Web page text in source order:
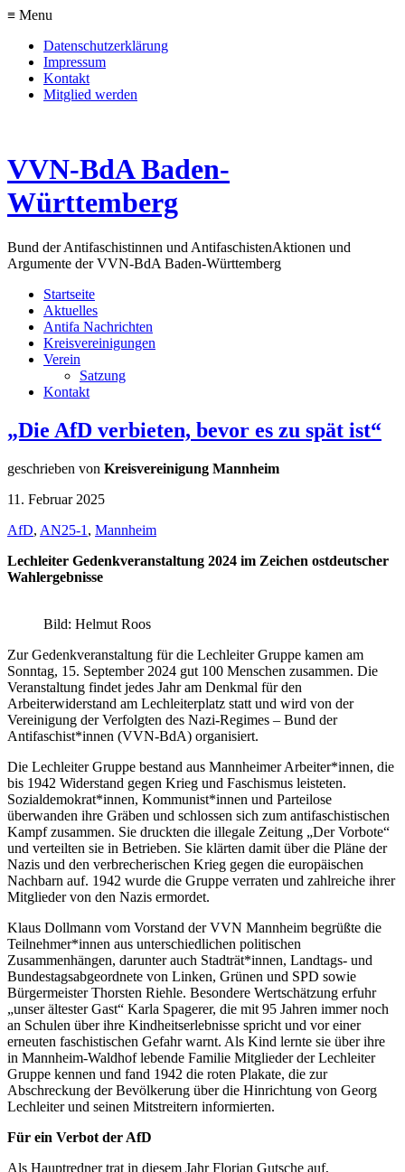
≡ Menu
Datenschutzerklärung
Impressum
Kontakt
Mitglied werden
VVN-BdA Baden-
Württemberg
Bund der Antifaschistinnen und AntifaschistenAktionen und
Argumente der VVN-BdA Baden-Württemberg
Startseite
Aktuelles
Antifa Nachrichten
Kreisvereinigungen
Verein
Satzung
Kontakt
„Die AfD verbieten, bevor es zu spät ist“
geschrieben von Kreisvereinigung Mannheim
11. Februar 2025
AfD, AN25-1 , Mannheim
Lechleiter Gedenkveranstaltung 2024 im Zeichen ostdeutscher
Wahlergebnisse
Bild: Helmut Roos
Zur Gedenkveranstaltung für die Lechleiter Gruppe kamen am
Sonntag, 15. September 2024 gut 100 Menschen zusammen. Die
Veranstaltung findet jedes Jahr am Denkmal für den
Arbeiterwiderstand am Lechleiterplatz statt und wird von der
Vereinigung der Verfolgten des Nazi-Regimes – Bund der
Antifaschist*innen (VVN-BdA) organisiert.
Die Lechleiter Gruppe bestand aus Mannheimer Arbeiter*innen, die
bis 1942 Widerstand gegen Krieg und Faschismus leisteten.
Sozialdemokrat*innen, Kommunist*innen und Parteilose
überwanden ihre Gräben und schlossen sich zum antifaschistischen
Kampf zusammen. Sie druckten die illegale Zeitung „Der Vorbote“
und verteilten sie in Betrieben. Sie klärten damit über die Pläne der
Nazis und den verbrecherischen Krieg gegen die europäischen
Nachbarn auf. 1942 wurde die Gruppe verraten und zahlreiche ihrer
Mitglieder von den Nazis ermordet.
Klaus Dollmann vom Vorstand der VVN Mannheim begrüßte die
Teilnehmer*innen aus unterschiedlichen politischen
Zusammenhängen, darunter auch Stadträt*innen, Landtags- und
Bundestagsabgeordnete von Linken, Grünen und SPD sowie
Bürgermeister Thorsten Riehle. Besondere Wertschätzung erfuhr
„unser ältester Gast“ Karla Spagerer, die mit 95 Jahren immer noch
an Schulen über ihre Kindheitserlebnisse spricht und vor einer
erneuten faschistischen Gefahr warnt. Als Kind lernte sie über ihre
in Mannheim-Waldhof lebende Familie Mitglieder der Lechleiter
Gruppe kennen und fand 1942 die roten Plakate, die zur
Abschreckung der Bevölkerung über die Hinrichtung von Georg
Lechleiter und seinen Mitstreitern informierten.
Für ein Verbot der AfD
Als Hauptredner trat in diesem Jahr Florian Gutsche auf,